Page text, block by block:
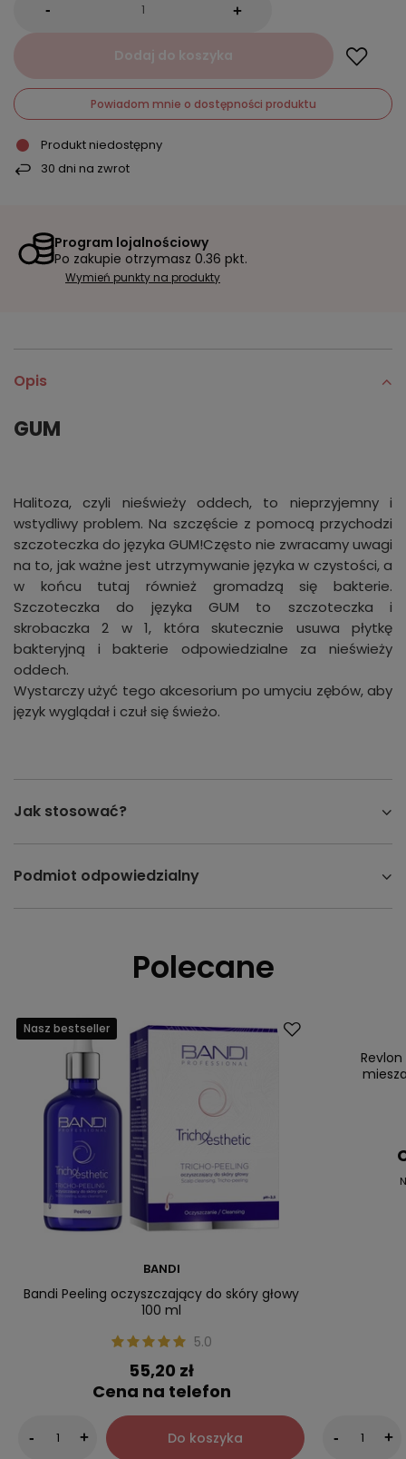
- +
Dodaj do koszyka
Powiadom mnie o dostępności produktu
Produkt niedostępny
30 dni na zwrot
Program lojalnościowy
Po zakupie otrzymasz 0.36 pkt.
Wymień punkty na produkty
Opis
GUM
Halitoza, czyli nieświeży oddech, to nieprzyjemny i
wstydliwy problem. Na szczęście z pomocą przychodzi
szczoteczka do języka GUM!Często nie zwracamy uwagi
na to, jak ważne jest utrzymywanie języka w czystości, a
w końcu tutaj również gromadzą się bakterie.
Szczoteczka do języka GUM to szczoteczka i
skrobaczka 2 w 1, która skutecznie usuwa płytkę
bakteryjną i bakterie odpowiedzialne za nieświeży
oddech.
Wystarczy użyć tego akcesorium po umyciu zębów, aby
język wyglądał i czuł się świeżo.
Jak stosować?
Podmiot odpowiedzialny
Polecane
Nasz bestseller
BANDI
Bandi Peeling oczyszczający do skóry głowy
100 ml
5.0
55,20 zł
Cena na telefon
- + Do koszyka
Nasz
- +